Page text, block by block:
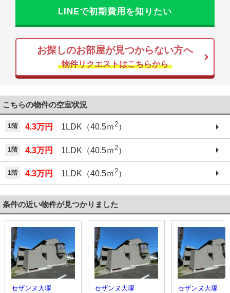
LINEで初期費用を知りたい
お探しのお部屋が見つからない方へ
物件リクエストはこちらから
こちらの物件の空室状況
1階 4.3万円 1LDK（40.5ｍ2）
1階 4.3万円 1LDK（40.5ｍ 2）
1階 4.3万円 1LDK（40.5ｍ 2）
条件の近い物件が見つかりました
セザンヌ大塚
セザンヌ大塚
セザンヌ大塚